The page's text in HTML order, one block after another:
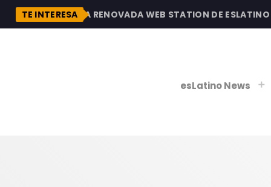
TE INTERESA
DESCUBRE LA RENOVADA WEB STATION DE ESLATINO
esLatino News